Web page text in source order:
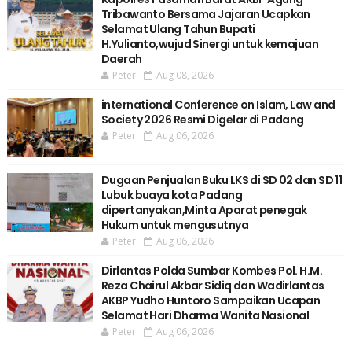
Tribawanto Bersama Jajaran Ucapkan
Selamat Ulang Tahun Bupati
H.Yulianto,wujud Sinergi untuk kemajuan
Daerah
Peter Aug 08, 2026
international Conference on Islam, Law and
Society 2026 Resmi Digelar di Padang
Peter Aug 06, 2026
Dugaan Penjualan Buku LKS di SD 02 dan SD 11
Lubuk buaya kota Padang
dipertanyakan,Minta Aparat penegak
Hukum untuk mengusutnya
Peter Aug 06, 2026
Dirlantas Polda Sumbar Kombes Pol. H.M.
Reza Chairul Akbar Sidiq dan Wadirlantas
AKBP Yudho Huntoro Sampaikan Ucapan
Selamat Hari Dharma Wanita Nasional
Peter Aug 06, 2026